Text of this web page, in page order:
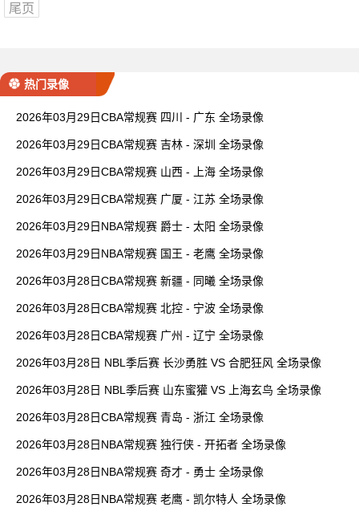
尾页
热门录像
2026年03月29日CBA常规赛 四川 - 广东 全场录像
2026年03月29日CBA常规赛 吉林 - 深圳 全场录像
2026年03月29日CBA常规赛 山西 - 上海 全场录像
2026年03月29日CBA常规赛 广厦 - 江苏 全场录像
2026年03月29日NBA常规赛 爵士 - 太阳 全场录像
2026年03月29日NBA常规赛 国王 - 老鹰 全场录像
2026年03月28日CBA常规赛 新疆 - 同曦 全场录像
2026年03月28日CBA常规赛 北控 - 宁波 全场录像
2026年03月28日CBA常规赛 广州 - 辽宁 全场录像
2026年03月28日 NBL季后赛 长沙勇胜 VS 合肥狂风 全场录像
2026年03月28日 NBL季后赛 山东蜜獾 VS 上海玄鸟 全场录像
2026年03月28日CBA常规赛 青岛 - 浙江 全场录像
2026年03月28日NBA常规赛 独行侠 - 开拓者 全场录像
2026年03月28日NBA常规赛 奇才 - 勇士 全场录像
2026年03月28日NBA常规赛 老鹰 - 凯尔特人 全场录像